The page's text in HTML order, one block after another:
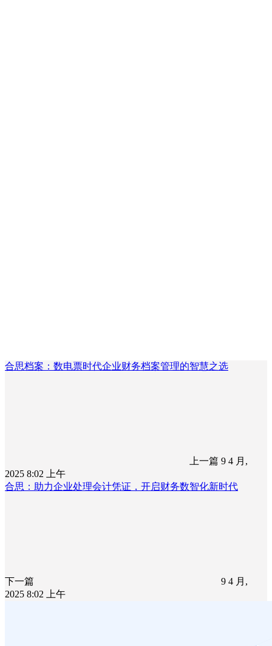
合思档案：数电票时代企业财务档案管理的智慧之选
上一篇 9 4 月,
2025 8:02 上午
合思：助力企业处理会计凭证，开启财务数智化新时代
下一篇
9 4 月,
2025 8:02 上午